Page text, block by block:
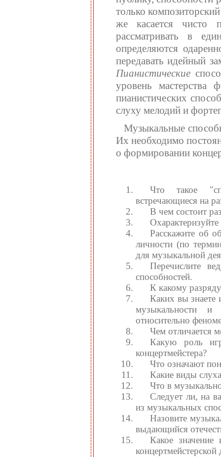
только
же касается чисто
рассматривать в
определяются
передавать идейный
Пианистические
уровень мастерства
пианистических
слуху мелодий и
Музыкальные
Их необходимо
о формировании
Что такое
встречающиеся на
В чем состоит
Расскажите об
личности (по
для музыкальной
Перечислите
способностей.
К какому
Каких вы знаете
музыкальности и
относительно
Чем отличается
Какую роль
концертмейстера?
Что означают
Какие виды
Что в
Следует ли, на
из музыкальных
Назовите
выдающийся
Какое значение
концертмейстерской